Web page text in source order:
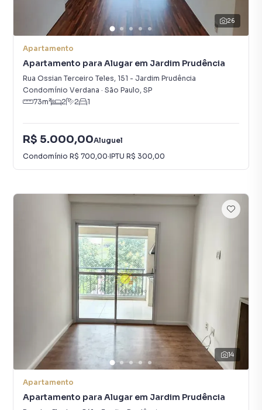
26
Apartamento
Apartamento para Alugar em Jardim Prudência
Rua Ossian Terceiro Teles, 151 - Jardim Prudência
Condomínio Verdana · São Paulo, SP
73m² 2 2 1
R$ 5.000,00Aluguel
Condomínio R$ 700,00·IPTU R$ 300,00
14
Apartamento
Apartamento para Alugar em Jardim Prudência